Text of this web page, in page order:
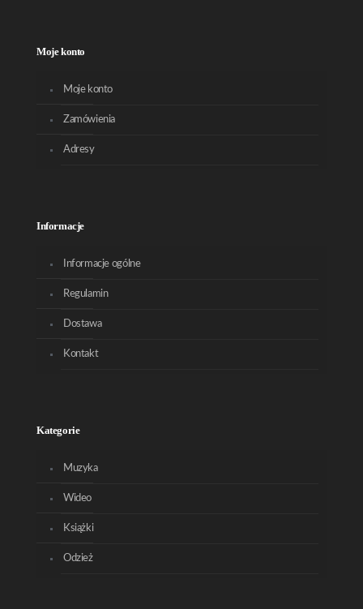
Moje konto
Moje konto
Zamówienia
Adresy
Informacje
Informacje ogólne
Regulamin
Dostawa
Kontakt
Kategorie
Muzyka
Wideo
Książki
Odzież